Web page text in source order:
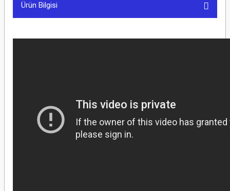
Ürün Bilgisi